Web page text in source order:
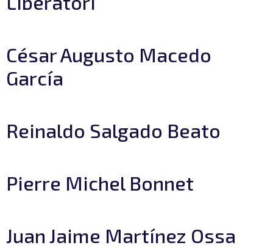
César Augusto Macedo
García
Reinaldo Salgado Beato
Pierre Michel Bonnet
Juan Jaime Martínez Ossa